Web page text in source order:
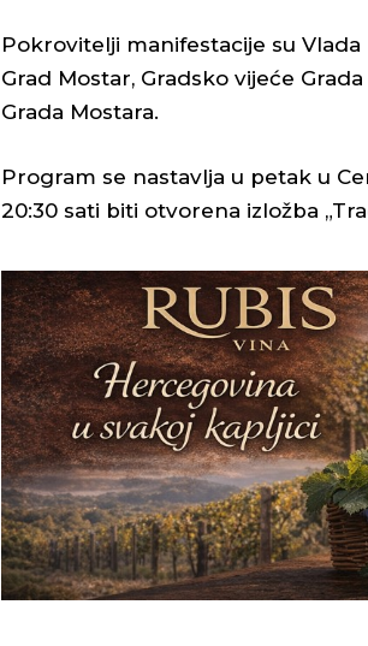
Pokrovitelji manifestacije su
Grad Mostar, Gradsko vijeće
Grada Mostara.
Program se nastavlja u petak u
20:30 sati biti otvorena izložba